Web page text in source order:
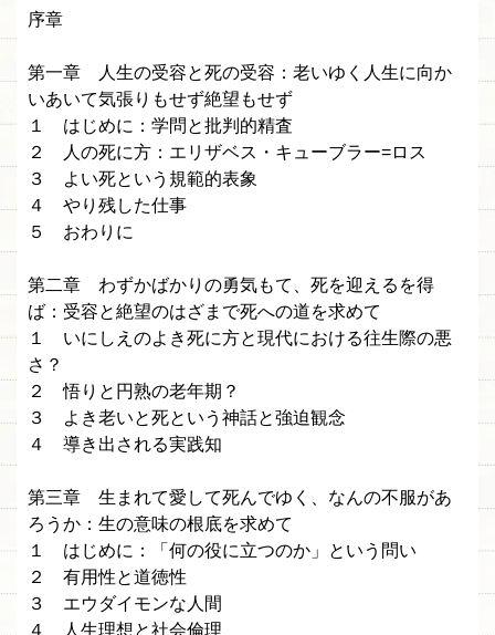
序章
第一章 人生の受容と死の受容：老いゆく人生に向か
いあいて気張りもせず絶望もせず
１ はじめに：学問と批判的精査
２ 人の死に方：エリザベス・キューブラー=ロス
３ よい死という規範的表象
４ やり残した仕事
５ おわりに
第二章 わずかばかりの勇気もて、死を迎えるを得
ば：受容と絶望のはざまで死への道を求めて
１ いにしえのよき死に方と現代における往生際の悪
さ？
２ 悟りと円熟の老年期？
３ よき老いと死という神話と強迫観念
４ 導き出される実践知
第三章 生まれて愛して死んでゆく、なんの不服があ
ろうか：生の意味の根底を求めて
１ はじめに：「何の役に立つのか」という問い
２ 有用性と道徳性
３ エウダイモンな人間
４ 人生理想と社会倫理